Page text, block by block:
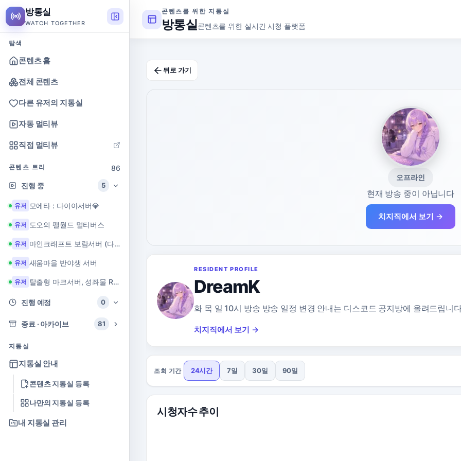
방통실
WATCH TOGETHER
탐색
콘텐츠 홈
전체 콘텐츠
다른 유저의 지통실
자동 멀티뷰
직접 멀티뷰
콘텐츠 트리
86
진행 중
5
유저 모에타 : 다이아서버💎
유저 도오의 팰월드 멀티버스
유저 마인크래프트 보람서버 (다이아 + 힐링 서버)
유저 새움마을 반야생 서버
유저 탈출형 마크서버, 성좌물 RPG 마크서버
진행 예정 0
종료 · 아카이브 81
지통실
지통실 안내
콘텐츠 지통실 등록
나만의 지통실 등록
내 지통실 관리
콘텐츠를 위한 지통실
방통실콘텐츠를 위한 실시간 시청 플랫폼
뒤로 가기
오프라인
현재 방송 중이 아닙니다
치지직에서 보기 →
RESIDENT PROFILE
DreamK
화 목 일 10시 방송 방송 일정 변경 안내는 디스코드 공지방에 올려드립니
치지직에서 보기 →
조회 기간 24시간 7일 30일 90일
시청자수 추이